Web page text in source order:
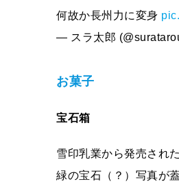
何故か長州力に変身
— スラ太郎
お菓子
宝石箱
雪印乳業から発売され
緑の宝石（？）写真が